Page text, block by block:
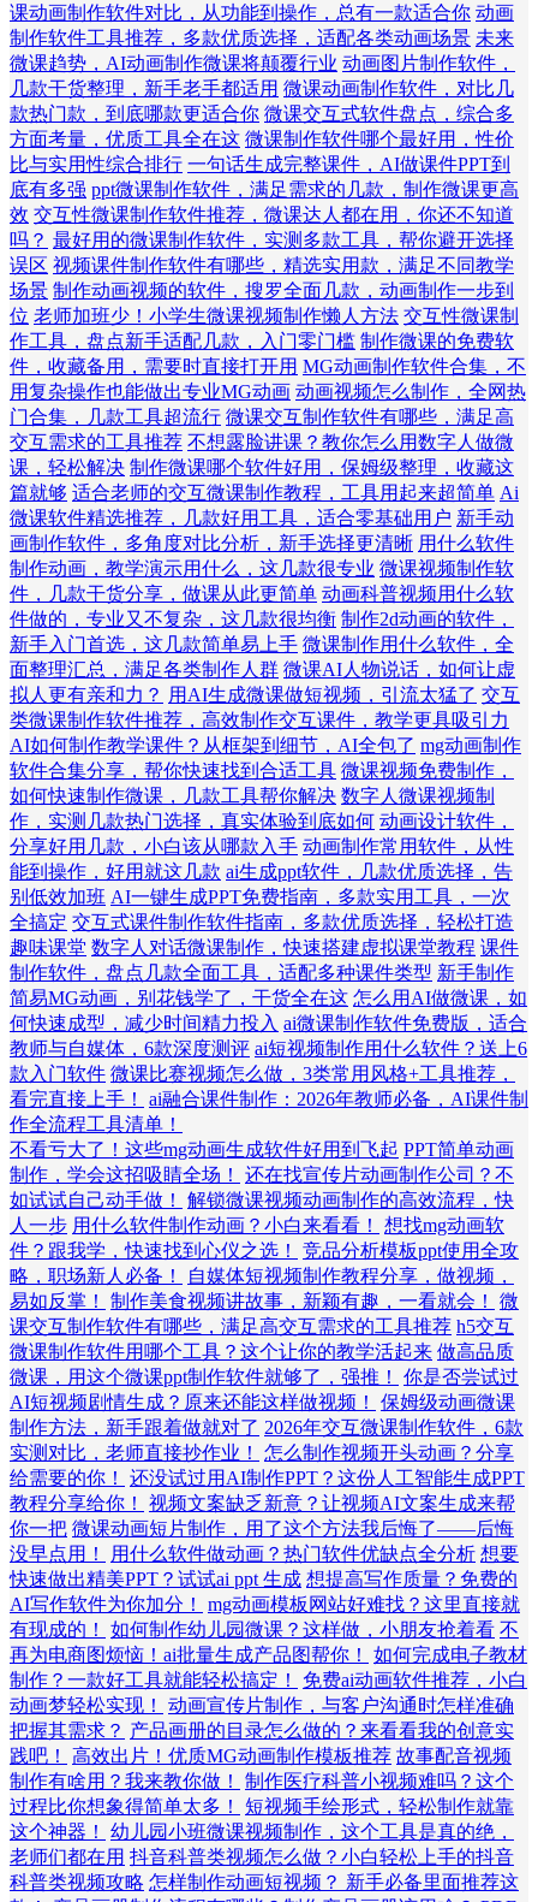
课动画制作软件对比，从功能到操作，总有一款适合你 动画
制作软件工具推荐，多款优质选择，适配各类动画场景 未来
微课趋势，AI动画制作微课将颠覆行业 动画图片制作软件，
几款干货整理，新手老手都适用 微课动画制作软件，对比几
款热门款，到底哪款更适合你 微课交互式软件盘点，综合多
方面考量，优质工具全在这 微课制作软件哪个最好用，性价
比与实用性综合排行 一句话生成完整课件，AI做课件PPT到
底有多强 ppt微课制作软件，满足需求的几款，制作微课更高
效 交互性微课制作软件推荐，微课达人都在用，你还不知道
吗？ 最好用的微课制作软件，实测多款工具，帮你避开选择
误区 视频课件制作软件有哪些，精选实用款，满足不同教学
场景 制作动画视频的软件，搜罗全面几款，动画制作一步到
位 老师加班少！小学生微课视频制作懒人方法 交互性微课制
作工具，盘点新手适配几款，入门零门槛 制作微课的免费软
件，收藏备用，需要时直接打开用 MG动画制作软件合集，不
用复杂操作也能做出专业MG动画 动画视频怎么制作，全网热
门合集，几款工具超流行 微课交互制作软件有哪些，满足高
交互需求的工具推荐 不想露脸讲课？教你怎么用数字人做微
课，轻松解决 制作微课哪个软件好用，保姆级整理，收藏这
篇就够 适合老师的交互微课制作教程，工具用起来超简单 Ai
微课软件精选推荐，几款好用工具，适合零基础用户 新手动
画制作软件，多角度对比分析，新手选择更清晰 用什么软件
制作动画，教学演示用什么，这几款很专业 微课视频制作软
件，几款干货分享，做课从此更简单 动画科普视频用什么软
件做的，专业又不复杂，这几款很均衡 制作2d动画的软件，
新手入门首选，这几款简单易上手 微课制作用什么软件，全
面整理汇总，满足各类制作人群 微课AI人物说话，如何让虚
拟人更有亲和力？ 用AI生成微课做短视频，引流太猛了 交互
类微课制作软件推荐，高效制作交互课件，教学更具吸引力
AI如何制作教学课件？从框架到细节，AI全包了 mg动画制作
软件合集分享，帮你快速找到合适工具 微课视频免费制作，
如何快速制作微课，几款工具帮你解决 数字人微课视频制
作，实测几款热门选择，真实体验到底如何 动画设计软件，
分享好用几款，小白该从哪款入手 动画制作常用软件，从性
能到操作，好用就这几款 ai生成ppt软件，几款优质选择，告
别低效加班 AI一键生成PPT免费指南，多款实用工具，一次
全搞定 交互式课件制作软件指南，多款优质选择，轻松打造
趣味课堂 数字人对话微课制作，快速搭建虚拟课堂教程 课件
制作软件，盘点几款全面工具，适配多种课件类型 新手制作
简易MG动画，别花钱学了，干货全在这 怎么用AI做微课，如
何快速成型，减少时间精力投入 ai微课制作软件免费版，适合
教师与自媒体，6款深度测评 ai短视频制作用什么软件？送上6
款入门软件 微课比赛视频怎么做，3类常用风格+工具推荐，
看完直接上手！
ai融合课件制作：2026年教师必备，AI课件制
作全流程工具清单！
不看亏大了！这些mg动画生成软件好用到飞起 PPT简单动画
制作，学会这招吸睛全场！
还在找宣传片动画制作公司？不
如试试自己动手做！
解锁微课视频动画制作的高效流程，快
人一步 用什么软件制作动画？小白来看看！
想找mg动画软
件？跟我学，快速找到心仪之选！
竞品分析模板ppt使用全攻
略，职场新人必备！
自媒体短视频制作教程分享，做视频，
易如反掌！
制作美食视频讲故事，新颖有趣，一看就会！
微
课交互制作软件有哪些，满足高交互需求的工具推荐 h5交互
微课制作软件用哪个工具？这个让你的教学活起来 做高品质
微课，用这个微课ppt制作软件就够了，强推！
你是否尝试过
AI短视频剧情生成？原来还能这样做视频！
保姆级动画微课
制作方法，新手跟着做就对了 2026年交互微课制作软件，6款
实测对比，老师直接抄作业！
怎么制作视频开头动画？分享
给需要的你！
还没试过用AI制作PPT？这份人工智能生成PPT
教程分享给你！
视频文案缺乏新意？让视频AI文案生成来帮
你一把 微课动画短片制作，用了这个方法我后悔了——后悔
没早点用！
用什么软件做动画？热门软件优缺点全分析 想要
快速做出精美PPT？试试ai ppt 生成 想提高写作质量？免费的
AI写作软件为你加分！
mg动画模板网站好难找？这里直接就
有现成的！
如何制作幼儿园微课？这样做，小朋友抢着看 不
再为电商图烦恼！ai批量生成产品图帮你！
如何完成电子教材
制作？一款好工具就能轻松搞定！
免费ai动画软件推荐，小白
动画梦轻松实现！
动画宣传片制作，与客户沟通时怎样准确
把握其需求？ 产品画册的目录怎么做的？来看看我的创意实
践吧！
高效出片！优质MG动画制作模板推荐 故事配音视频
制作有啥用？我来教你做！
制作医疗科普小视频难吗？这个
过程比你想象得简单太多！
短视频手绘形式，轻松制作就靠
这个神器！
幼儿园小班微课视频制作，这个工具是真的绝，
老师们都在用 抖音科普类视频怎么做？小白轻松上手的抖音
科普类视频攻略 怎样制作动画短视频？ 新手必备里面推荐这